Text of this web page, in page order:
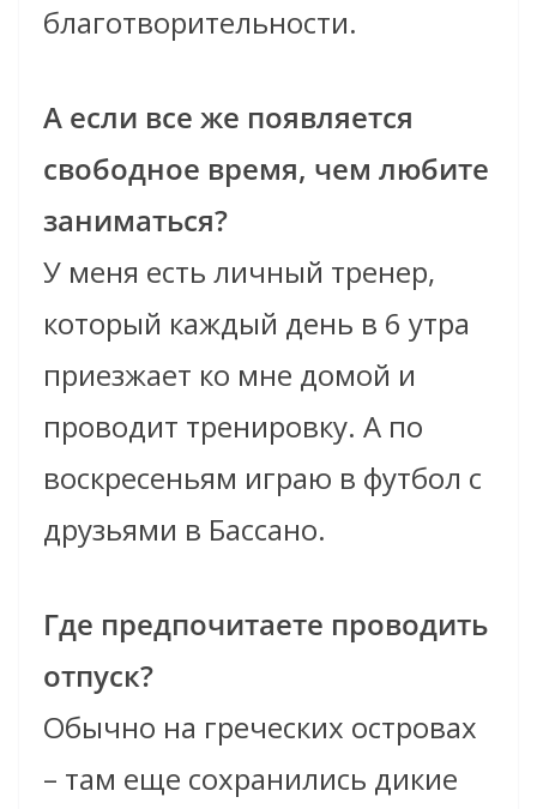
благотворительности.
А если все же появляется
свободное время, чем любите
заниматься?
У меня есть личный тренер,
который каждый день в 6 утра
приезжает ко мне домой и
проводит тренировку. А по
воскресеньям играю в футбол с
друзьями в Бассано.
Где предпочитаете проводить
отпуск?
Обычно на греческих островах
– там еще сохранились дикие